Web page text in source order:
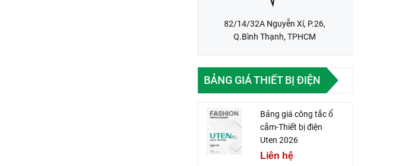
82/14/32A Nguyễn Xí, P.26,
Q.Bình Thạnh, TPHCM
BẢNG GIÁ THIẾT BỊ ĐIỆN
Bảng giá công tắc ổ
cắm-Thiết bị điện
Uten 2026
Liên hệ